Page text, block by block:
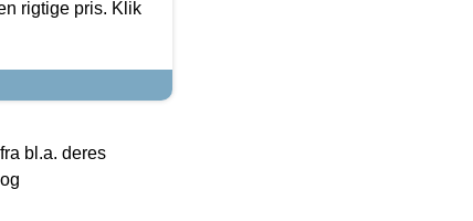
rigtige pris. Klik
bl.a. deres